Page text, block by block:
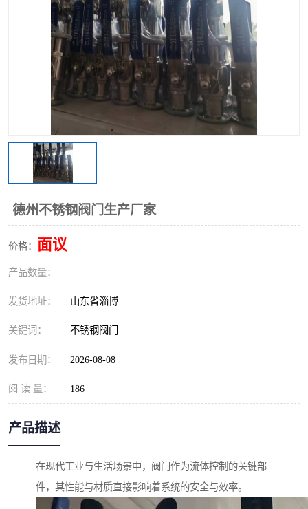
德州不锈钢阀门生产厂家
价格： 面议
产品数量：
发货地址： 山东省淄博
关键词： 不锈钢阀门
发布日期： 2026-08-08
阅 读 量： 186
产品描述
在现代工业与生活场景中，阀门作为流体控制的关键部
件，其性能与材质直接影响着系统的安全与效率。
不锈钢扁钢